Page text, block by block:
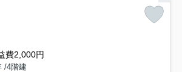
費2,000円
/4階建